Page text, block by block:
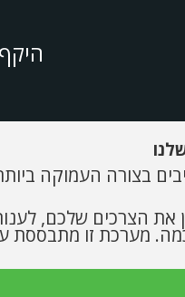
בצורה העמוקה
את הצרכים שלכם,
מערכת זו מתבססת